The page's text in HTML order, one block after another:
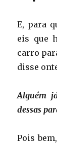
E, para
eis que
carro
disse
Alguém
dessas
Pois bem,